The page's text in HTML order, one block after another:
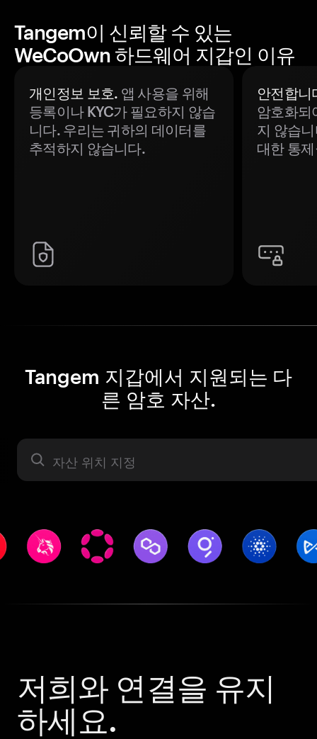
Tangem이 신뢰할 수 있는
WeCoOwn 하드웨어 지갑인 이유
개인정보 보호. 앱 사용을 위해
등록이나 KYC가 필요하지 않습
니다. 우리는 귀하의 데이터를
추적하지 않습니다.
안전합니
암호화되
지 않습
대한 통
Tangem 지갑에서 지원되는 다
른 암호 자산.
자산 라벨
저희와 연결을 유지
하세요.